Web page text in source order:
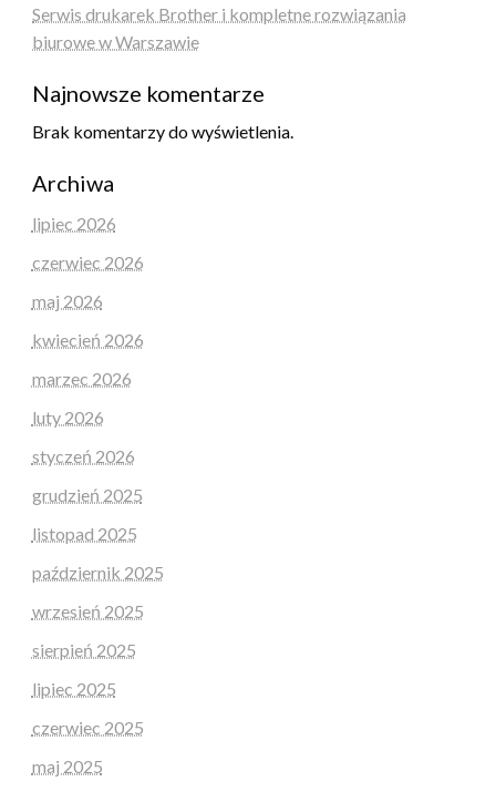
Serwis drukarek Brother i kompletne rozwiązania
biurowe w Warszawie
Najnowsze komentarze
Brak komentarzy do wyświetlenia.
Archiwa
lipiec 2026
czerwiec 2026
maj 2026
kwiecień 2026
marzec 2026
luty 2026
styczeń 2026
grudzień 2025
listopad 2025
październik 2025
wrzesień 2025
sierpień 2025
lipiec 2025
czerwiec 2025
maj 2025